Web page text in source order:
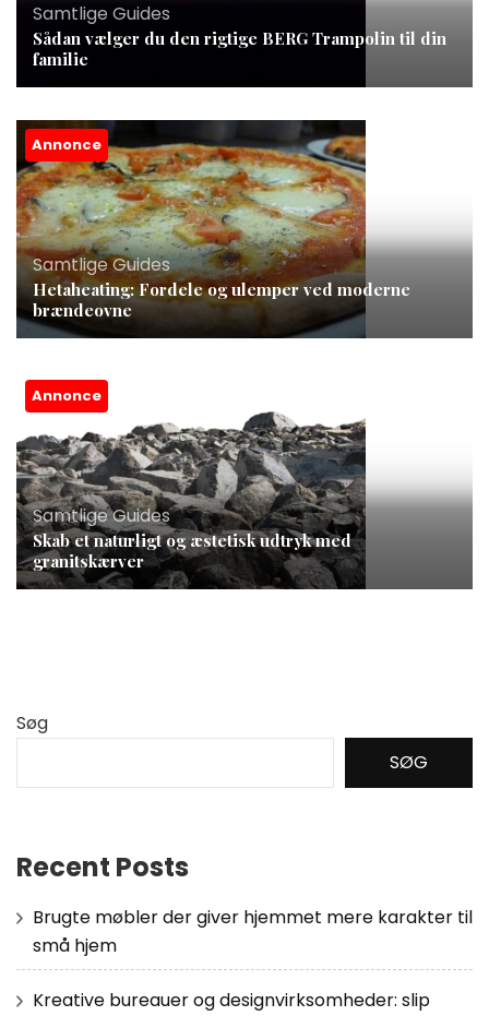
Samtlige Guides
Sådan vælger du den rigtige BERG Trampolin til din
familie
Annonce
Samtlige Guides
Hetaheating: Fordele og ulemper ved moderne
brændeovne
Annonce
Samtlige Guides
Skab et naturligt og æstetisk udtryk med
granitskærver
Søg
SØG
Recent Posts
Brugte møbler der giver hjemmet mere karakter til
små hjem
Kreative bureauer og designvirksomheder: slip